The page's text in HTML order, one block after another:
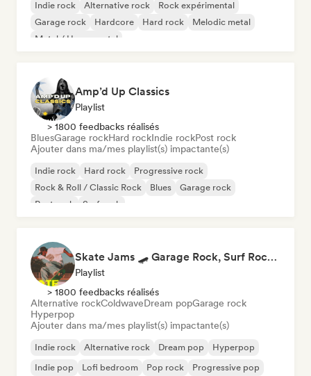
Indie rock Alternative rock
Rock expérimental
Garage rock
Hardcore Hard rock
Melodic metal
Metal / Heavy metal
Amp’d Up Classics
Playlist
> 1800 feedbacks réalisés
BluesGarage rockHard rockIndie rockPost rock
Ajouter dans ma/mes playlist(s) impactante(s)
Indie rock Hard rock
Progressive rock
Rock & Roll / Classic Rock
Blues
Garage rock
Post rock
Surf rock
Skate Jams 🛹 Garage Rock, Surf Rock & Neo-Psych
Playlist
> 1800 feedbacks réalisés
Alternative rockColdwaveDream popGarage rock
Hyperpop
Ajouter dans ma/mes playlist(s) impactante(s)
Indie rock Alternative rock Dream pop
Hyperpop
Indie pop
Lofi bedroom Pop rock Progressive pop